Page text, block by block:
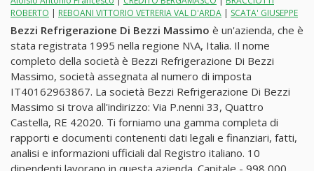
ROBERTO | REBOANI VITTORIO VETRERIA VAL D'ARDA | SCATA' GIUSEPPE
Bezzi Refrigerazione Di Bezzi Massimo è un'azienda, che è
stata registrata 1995 nella regione N\A, Italia. Il nome
completo della società è Bezzi Refrigerazione Di Bezzi
Massimo, società assegnata al numero di imposta
IT40162963867. La società Bezzi Refrigerazione Di Bezzi
Massimo si trova all'indirizzo: Via P.nenni 33, Quattro
Castella, RE 42020. Ti forniamo una gamma completa di
rapporti e documenti contenenti dati legali e finanziari, fatti,
analisi e informazioni ufficiali dal Registro italiano. 10
dipendenti lavorano in questa azienda. Capitale - 998,000